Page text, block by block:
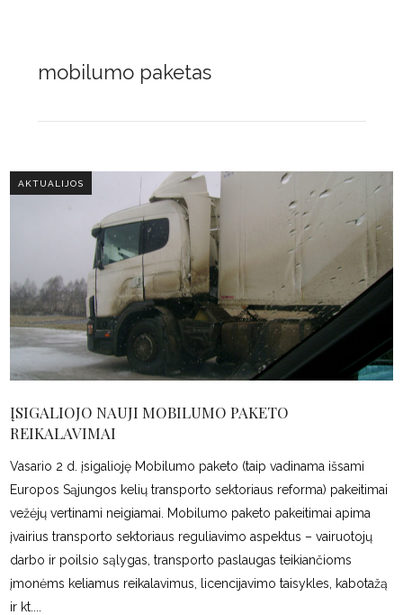
mobilumo paketas
AKTUALIJOS
ĮSIGALIOJO NAUJI MOBILUMO PAKETO
REIKALAVIMAI
Vasario 2 d. įsigalioję Mobilumo paketo (taip vadinama išsami
Europos Sąjungos kelių transporto sektoriaus reforma) pakeitimai
vežėjų vertinami neigiamai. Mobilumo paketo pakeitimai apima
įvairius transporto sektoriaus reguliavimo aspektus – vairuotojų
darbo ir poilsio sąlygas, transporto paslaugas teikiančioms
įmonėms keliamus reikalavimus, licencijavimo taisykles, kabotažą
ir kt.